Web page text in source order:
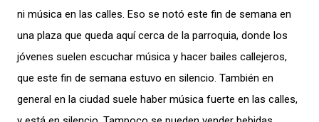
ni música en las calles. Eso se notó este fin de semana en
una plaza que queda aquí cerca de la parroquia, donde los
jóvenes suelen escuchar música y hacer bailes callejeros,
que este fin de semana estuvo en silencio. También en
general en la ciudad suele haber música fuerte en las calles,